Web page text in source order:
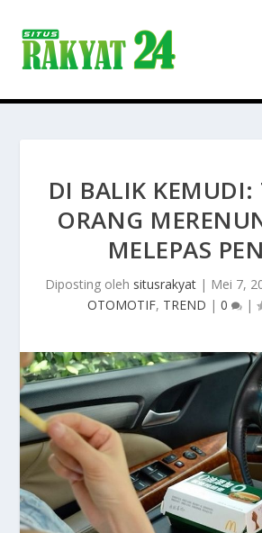
DI BALIK KEMUDI:
ORANG
MELEPAS
Diposting oleh situsrakyat| Mei 7,
OTOMOTIF, TREND | 0 |